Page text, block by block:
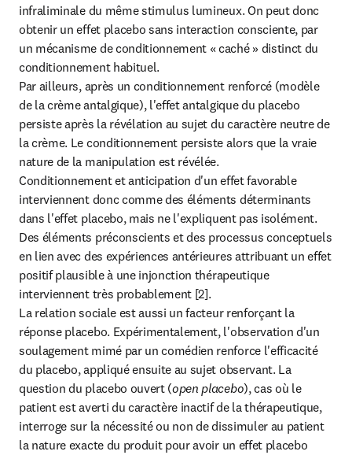
infraliminale du même stimulus lumineux. On peut donc
obtenir un effet placebo sans interaction consciente, par
un mécanisme de conditionnement « caché » distinct du
conditionnement habituel.
Par ailleurs, après un conditionnement renforcé (modèle
de la crème antalgique), l'effet antalgique du placebo
persiste après la révélation au sujet du caractère neutre de
la crème. Le conditionnement persiste alors que la vraie
nature de la manipulation est révélée.
Conditionnement et anticipation d'un effet favorable
interviennent donc comme des éléments déterminants
dans l'effet placebo, mais ne l'expliquent pas isolément.
Des éléments préconscients et des processus conceptuels
en lien avec des expériences antérieures attribuant un effet
positif plausible à une injonction thérapeutique
interviennent très probablement [2].
La relation sociale est aussi un facteur renforçant la
réponse placebo. Expérimentalement, l'observation d'un
soulagement mimé par un comédien renforce l'efficacité
du placebo, appliqué ensuite au sujet observant. La
question du placebo ouvert (open placebo), cas où le
patient est averti du caractère inactif de la thérapeutique,
interroge sur la nécessité ou non de dissimuler au patient
la nature exacte du produit pour avoir un effet placebo